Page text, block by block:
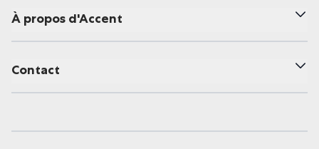
À propos d'Accent
Contact